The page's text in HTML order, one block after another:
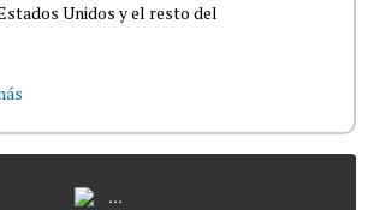
Unidos y el resto del
...